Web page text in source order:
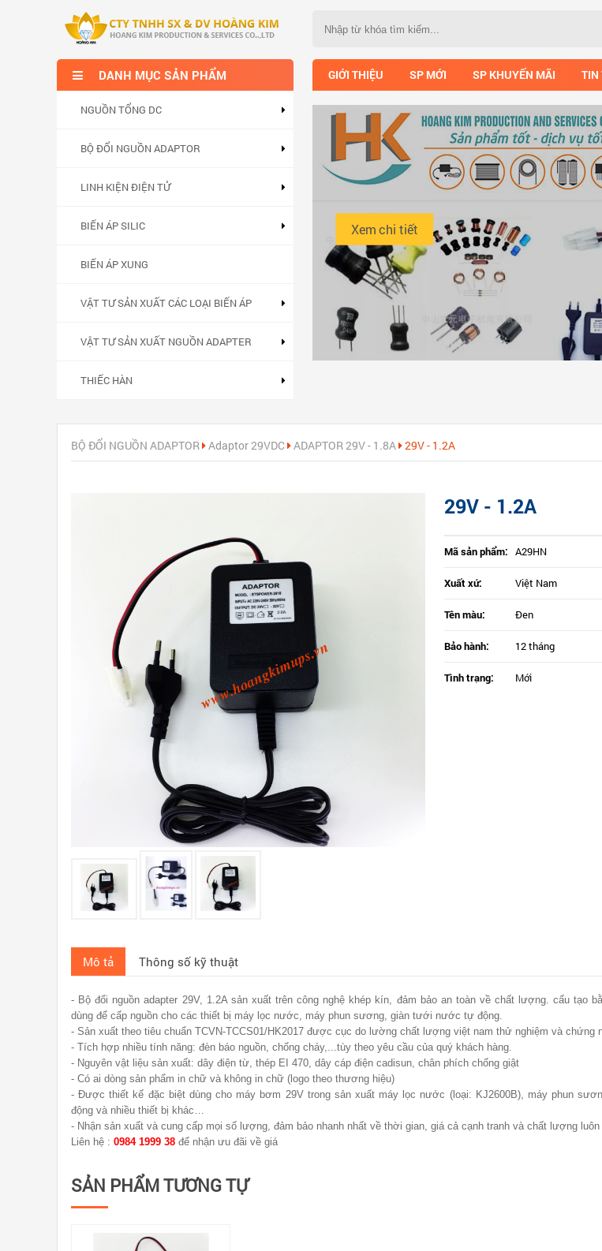
DANH MỤC SẢN PHẨM
NGUỒN TỔNG DC
BỘ ĐỔI NGUỒN ADAPTOR
LINH KIỆN ĐIỆN TỬ
BIẾN ÁP SILIC
BIẾN ÁP XUNG
VẬT TƯ SẢN XUẤT CÁC LOẠI BIẾN ÁP
VẬT TƯ SẢN XUẤT NGUỒN ADAPTER
THIẾC HÀN
GIỚI THIỆU SP MỚI SP KHUYẾN MÃI TIN
Xem chi tiết
BỘ ĐỔI NGUỒN ADAPTOR Adaptor 29VDC ADAPTOR 29V - 1.8A 29V - 1.2A
29V - 1.2A
Mã sản phẩm: A29HN
Xuất xứ: Việt Nam
Tên màu: Đen
Bảo hành: 12 tháng
Tình trạng: Mới
Mô tả Thông số kỹ thuật
- Bộ đổi nguồn adapter 29V, 1.2A sản xuất trên công nghệ khép kín, đảm bảo an toàn về chất lượng. cấu tạo
dùng để cấp nguồn cho các thiết bị máy lọc nước, máy phun sương, giàn tưới nước tự động.
- Sản xuất theo tiêu chuẩn TCVN-TCCS01/HK2017 được cục do lường chất lượng việt nam thử nghiệm và chứng
- Tích hợp nhiều tính năng: đèn báo nguồn, chống cháy,...tùy theo yêu cầu của quý khách hàng.
- Nguyên vật liệu sản xuất: dây điện từ, thép EI 470, dây cáp điện cadisun, chân phích chống giật
- Có ai dòng sản phẩm in chữ và không in chữ (logo theo thương hiệu)
- Được thiết kế đặc biệt dùng cho máy bơm 29V trong sản xuất máy lọc nước (loại: KJ2600B), máy phun
động và nhiều thiết bị khác…
- Nhận sản xuất và cung cấp mọi số lượng, đảm bảo nhanh nhất về thời gian, giá cả cạnh tranh và chất lượng luôn
Liên hệ : 0984 1999 38 để nhận ưu đãi về giá
SẢN PHẨM TƯƠNG TỰ